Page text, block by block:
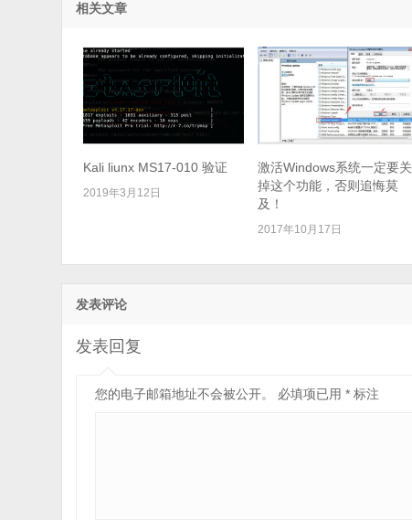
相关文章
Kali liunx MS17-010 验证
2019年3月12日
激活Windows系统一定要关
掉这个功能，否则追悔莫
及！
2017年10月17日
发表评论
发表回复
您的电子邮箱地址不会被公开。 必填项已用* 标注